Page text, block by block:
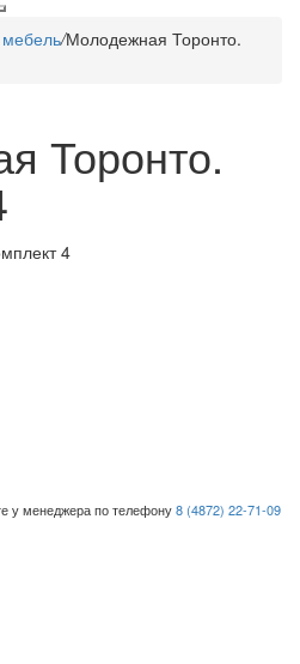
мебель/Молодежная Торонто.
Торонто.
у менеджера по телефону8 (4872) 22-71-09